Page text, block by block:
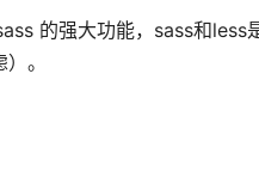
的强大功能，sass和less
。